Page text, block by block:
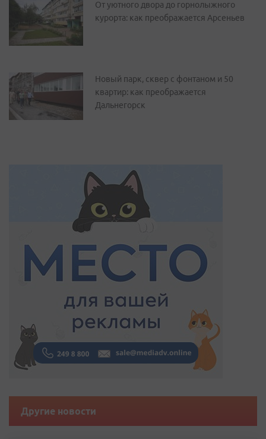
От уютного двора до горнолыжного
курорта: как преображается Арсеньев
Новый парк, сквер с фонтаном и 50
квартир: как преображается
Дальнегорск
Другие новости